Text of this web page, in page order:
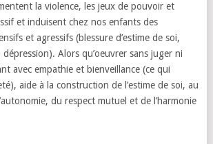
la violence, les jeux de pouvoir et
et induisent chez nos enfants des
et agressifs (blessure d’estime de soi,
Alors qu’oeuvrer sans juger ni
avec empathie et bienveillance (ce qui
aide à la construction de l’estime de soi, au
du respect mutuel et de l’harmonie